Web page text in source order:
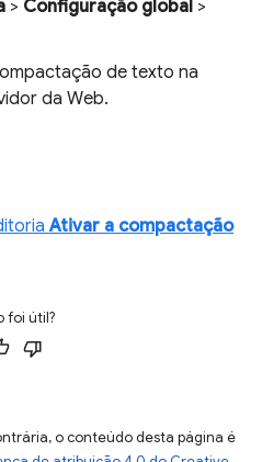
> Configuração global >
de texto na
da Web.
Ativar a compactação
foi útil?
o conteúdo desta página é